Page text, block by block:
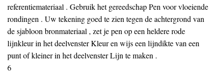
referentiemateriaal . Gebruik het gereedschap Pen voor vloeiende
rondingen . Uw tekening goed te zien tegen de achtergrond van
de sjabloon bronmateriaal , zet je pen op een heldere rode
lijnkleur in het deelvenster Kleur en wijs een lijndikte van een
punt of kleiner in het deelvenster Lijn te maken .
6